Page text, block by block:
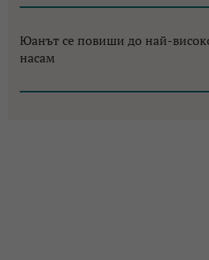
Юанът се повиши до най-
насам